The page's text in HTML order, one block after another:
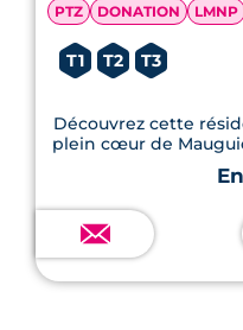
PTZ DONATION LMNP
T1 T2 T3
Découvrez cette
plein cœur de
du T1 au T3,